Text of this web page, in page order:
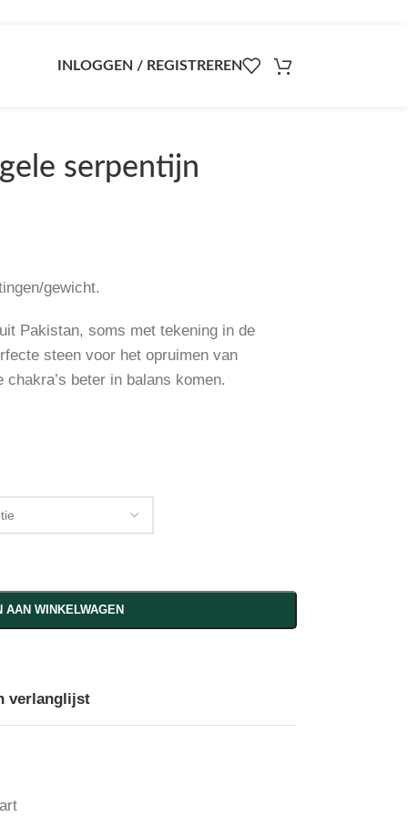
INLOGGEN / REGISTREREN
serpentijn
gewicht.
Pakistan, soms met tekening in de
steen voor het opruimen van
beter in balans komen.
AAN WINKELWAGEN
verlanglijst